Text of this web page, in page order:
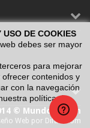
USO DE COOKIES
debes ser mayor
para mejorar
contenidos y
con la navegación
política de
© Mundo Vinum
Web por Difadi.com